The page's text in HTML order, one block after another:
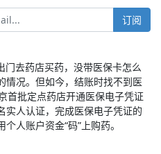
订阅
去药店买药，没带医保卡怎么
情况。但如今，结账时找不到医
首批定点药店开通医保电子凭证
实人认证，完成医保电子凭证的
人账户资金“码”上购药。